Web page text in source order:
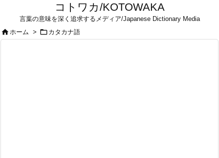
コトワカ/KOTOWAKA
言葉の意味を深く追求するメディア/Japanese Dictionary Media
ホーム >  カタカナ語